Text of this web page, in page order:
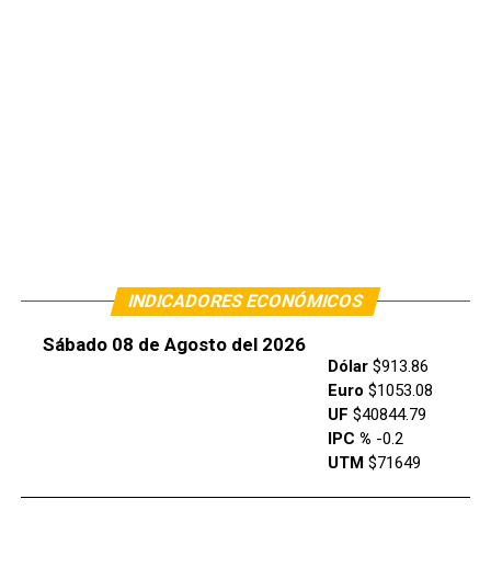
INDICADORES ECONÓMICOS
Sábado 08 de Agosto del 2026
Dólar$913.86
Euro $1053.08
UF $40844.79
IPC % -0.2
UTM $71649